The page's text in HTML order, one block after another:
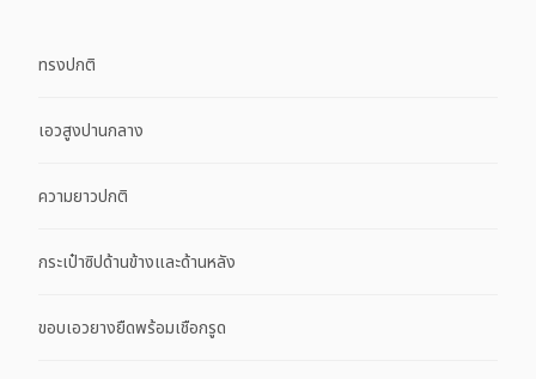
ทรงปกติ
เอวสูงปานกลาง
ความยาวปกติ
กระเป๋าซิปด้านข้างและด้านหลัง
ขอบเอวยางยืดพร้อมเชือกรูด